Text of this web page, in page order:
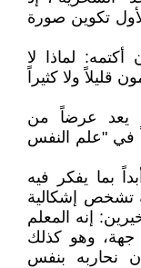
تكوين صورة
لماذا لا
قليلاً ولا كثيراً
يعد عرضاً من
في "علم النفس
بما يفكر فيه
تشخص إشكالية
إنه المعلم
جهة، وهو كذلك
نحاربه بنفس